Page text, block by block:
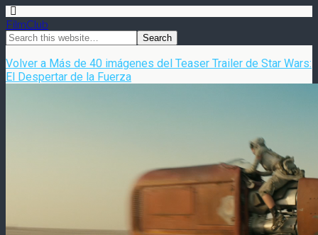
FilmClub
Volver a Más de 40 imágenes del Teaser Trailer de Star Wars:
El Despertar de la Fuerza